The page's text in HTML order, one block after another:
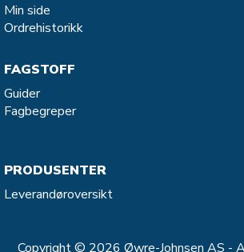
Min side
Ordrehistorikk
FAGSTOFF
Guider
Fagbegreper
PRODUSENTER
Leverandøroversikt
Copyright © 2026 Øwre-Johnsen AS -